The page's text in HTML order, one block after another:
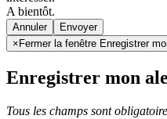
A bientôt.
Annuler
× Fermer la fenêtre Enregistrer
Enregistrer mon
Tous les champs sont